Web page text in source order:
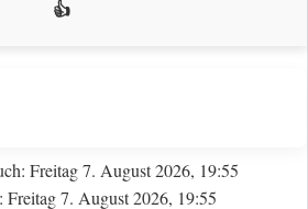
👍
Freitag 7. August 2026, 19:55
7. August 2026, 19:55